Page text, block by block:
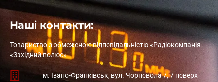
Наші контакти:
Товариство з обмеженою відповідальністю «Радіокомпанія
«Західний полюс»
м. Івано-Франківськ, вул. Чорновола 7, 7 поверх